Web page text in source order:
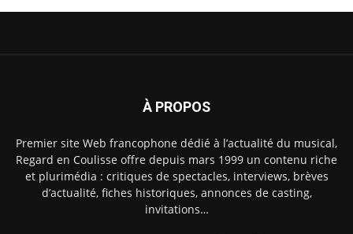
À PROPOS
Premier site Web francophone dédié à l’actualité du musical,
Regard en Coulisse offre depuis mars 1999 un contenu riche
et plurimédia : critiques de spectacles, interviews, brèves
d’actualité, fiches historiques, annonces de casting,
invitations…